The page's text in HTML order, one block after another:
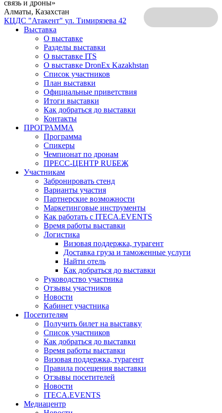
связь и дроны»
Алматы, Казахстан
КЦДС "Атакент" ул. Тимирязева 42
Выставка
О выставке
Разделы выставки
О выставке ITS
О выставке DronEx Kazakhstan
Список участников
План выставки
Официальные приветствия
Итоги выставки
Как добраться до выставки
Контакты
ПРОГРАММА
Программа
Спикеры
Чемпионат по дронам
ПРЕСС-ЦЕНТР RUБЕЖ
Участникам
Забронировать стенд
Варианты участия
Партнерские возможности
Маркетинговые инструменты
Как работать с ITECA.EVENTS
Время работы выставки
Логистика
Визовая поддержка, турагент
Доставка груза и таможенные услуги
Найти отель
Как добраться до выставки
Руководство участника
Отзывы участников
Новости
Кабинет участника
Посетителям
Получить билет на выставку
Список участников
Как добраться до выставки
Время работы выставки
Визовая поддержка, турагент
Правила посещения выставки
Отзывы посетителей
Новости
ITECA.EVENTS
Медиацентр